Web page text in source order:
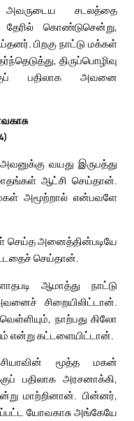
சடலத்தை
தேரில் கொண்டுசென்று,
பிறகு நாட்டு மக்கள்
திருப்பொழிவு
பதிலாக அவனை
வயது இருபத்து
ஆட்சி செய்தான்.
அமூற்றால் என்பவளே
செய்த அனைத்தின்படியே
செய்தான்.
ஆமாத்து நாட்டு
சிறையிலிட்டான்.
நாற்பது கிலோ
என்று கட்டளையிட்டான்.
மூத்த மகன்
பதிலாக அரசனாக்கி,
மாற்றினான். பின்னர்,
யோவகாசு அங்கேயே